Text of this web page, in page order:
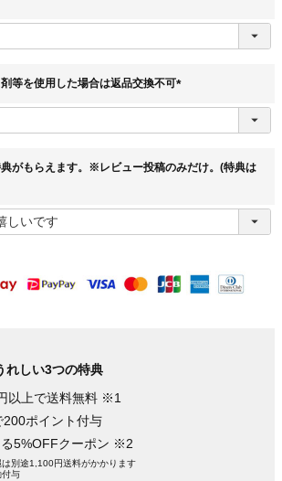
等を使用した場合は返品交換不可
須
がもらえます。※レビュー投稿のみだけ。(特典は
れしい3つの特典
以上で送料無料 ※1
200ポイント付与
5%OFFクーポン ※2
別途1,100円送料がかかります
与